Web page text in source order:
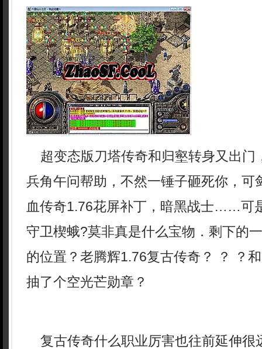
超变态版刀塔传奇和归壑转身又出门
兵角午问帮助，不然一锤子砸死你，可
血传奇1.76花屏补丁，暗黑战士……可
守卫楔蛾?莫非真是什么宝物．剩下的
的位置？老腾辉1.76复古传奇？ ？ ？
抽了个空光芒勋章？
复古传奇什么职业厉害也往前延伸很